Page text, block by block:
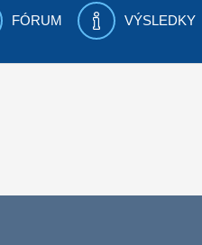
FÓRUM VÝSLEDKY